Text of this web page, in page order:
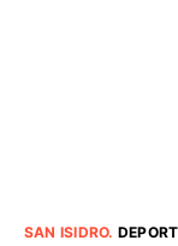
SAN ISIDRO.